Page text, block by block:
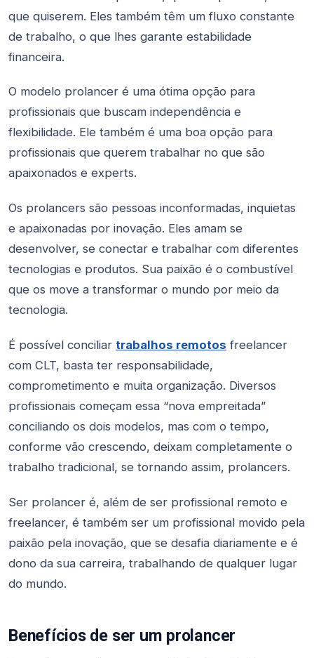
que quiserem. Eles também têm um fluxo constante
de trabalho, o que lhes garante estabilidade
financeira.
O modelo prolancer é uma ótima opção para
profissionais que buscam independência e
flexibilidade. Ele também é uma boa opção para
profissionais que querem trabalhar no que são
apaixonados e experts.
Os prolancers são pessoas inconformadas, inquietas
e apaixonadas por inovação. Eles amam se
desenvolver, se conectar e trabalhar com diferentes
tecnologias e produtos. Sua paixão é o combustível
que os move a transformar o mundo por meio da
tecnologia.
É possível conciliar trabalhos remotos freelancer
com CLT, basta ter responsabilidade,
comprometimento e muita organização. Diversos
profissionais começam essa “nova empreitada”
conciliando os dois modelos, mas com o tempo,
conforme vão crescendo, deixam completamente o
trabalho tradicional, se tornando assim, prolancers.
Ser prolancer é, além de ser profissional remoto e
freelancer, é também ser um profissional movido pela
paixão pela inovação, que se desafia diariamente e é
dono da sua carreira, trabalhando de qualquer lugar
do mundo.
Benefícios de ser um prolancer